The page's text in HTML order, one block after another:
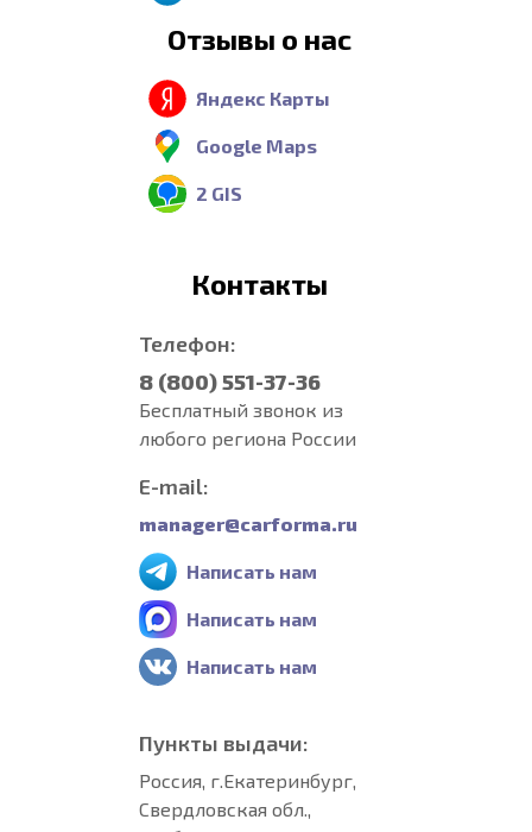
Отзывы о нас
Яндекс Карты
Google Maps
2 GIS
Контакты
Телефон:
8 (800) 551-37-36
Бесплатный звонок из
любого региона России
E-mail:
manager@carforma.ru
Написать нам
Написать нам
Написать нам
Пункты выдачи:
Россия, г.Екатеринбург,
Свердловская обл.,